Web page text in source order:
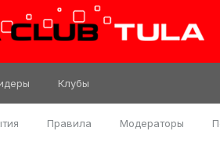
Правила Модераторы
Клубы